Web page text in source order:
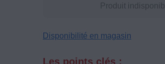
Produit
Disponibilité en magasin
Les points clés :